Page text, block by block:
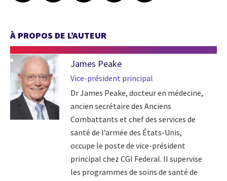
À PROPOS DE L’AUTEUR
James Peake
Vice-président principal
Dr James Peake, docteur en médecine,
ancien secrétaire des Anciens
Combattants et chef des services de
santé de l’armée des États-Unis,
occupe le poste de vice-président
principal chez CGI Federal. Il supervise
les programmes de soins de santé de